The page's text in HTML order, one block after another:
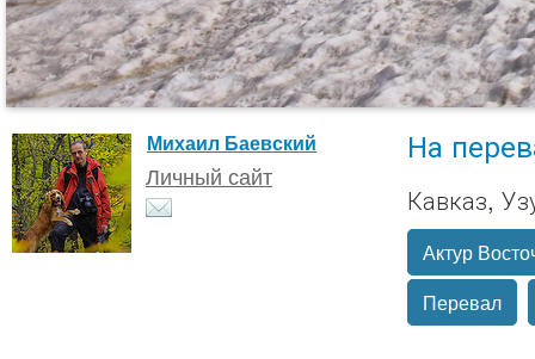
Михаил Баевский
Личный сайт
На
Кавказ,
Актур
Перевал